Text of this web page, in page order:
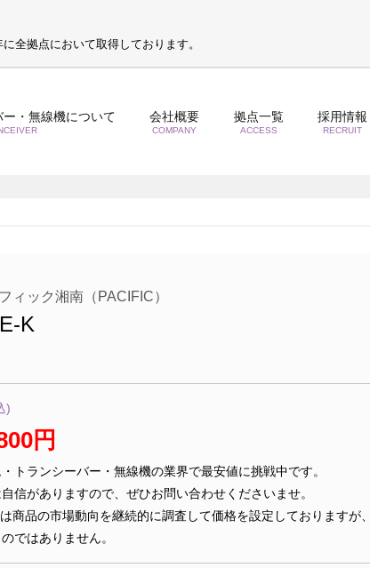
全拠点において取得しております。
・無線機について 会社概要
COMPANY
拠点一覧
ACCESS
採用情報
RECRUIT
ィック湘南（PACIFIC）
K
)
円
トランシーバー・無線機の業界で最安値に挑戦中です。
信がありますので、ぜひお問い合わせくださいませ。
商品の市場動向を継続的に調査して価格を設定しておりますが
ではありません。